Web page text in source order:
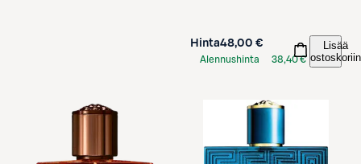
Hinta48,00 €
Alennushinta
38,40 €
Lisää
ostoskoriin